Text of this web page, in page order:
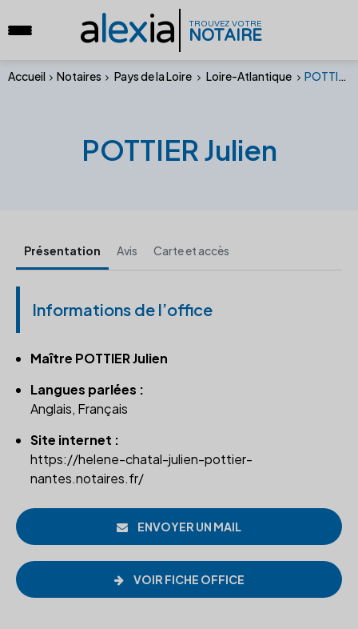
alexia TROUVEZ VOTRE
NOTAIRE
Accueil Notaires Pays de la Loire Loire-Atlantique POTTIER Julien
POTTIER Julien
Présentation Avis Carte et accès
Informations de l’office
Maître POTTIER Julien
Langues parlées :
Anglais, Français
Site internet :
https://helene-chatal-julien-pottier-
nantes.notaires.fr/
ENVOYER UN MAIL
VOIR FICHE OFFICE